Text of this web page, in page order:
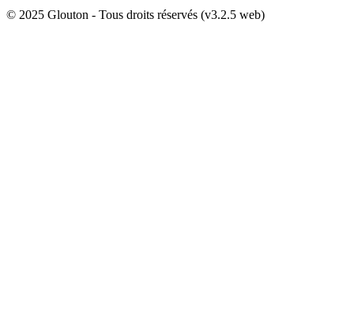
© 2025 Glouton - Tous droits réservés (v3.2.5 web)